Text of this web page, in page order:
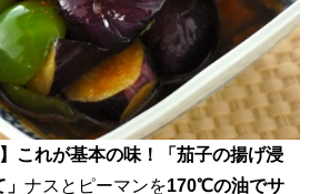
これが基本の味！「茄子の揚げ浸
ナスとピーマンを170℃の油でサ